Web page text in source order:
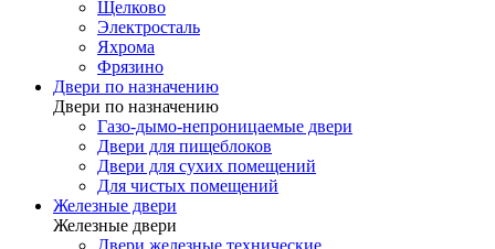
Щелково
Электросталь
Яхрома
Фрязино
Двери по назначению
Двери по назначению
Газо-дымо-непроницаемые двери
Двери для пищеблоков
Двери для сухих помещений
Для чистых помещений
Железные двери
Железные двери